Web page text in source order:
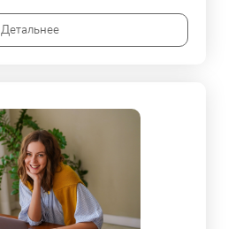
Детальнее